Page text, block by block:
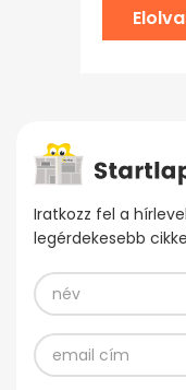
Iratkozz fel a
legérdekesebb